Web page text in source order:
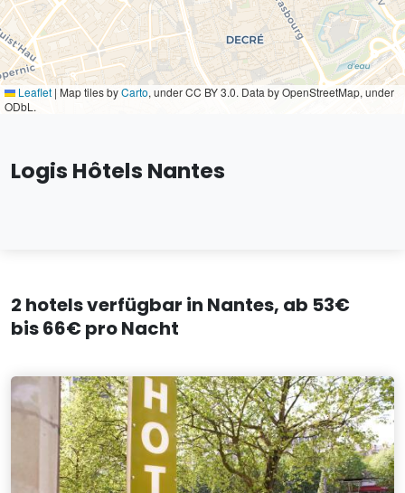
Leaflet | Map tiles byCarto, under CC BY 3.0. Data by OpenStreetMap, under
ODbL.
Logis Hôtels Nantes
2 hotels verfügbar in Nantes, ab 53€
bis 66€ pro Nacht